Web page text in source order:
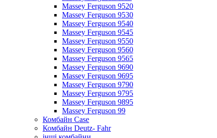
Massey Ferguson 9520
Massey Ferguson 9530
Massey Ferguson 9540
Massey Ferguson 9545
Massey Ferguson 9550
Massey Ferguson 9560
Massey Ferguson 9565
Massey Ferguson 9690
Massey Ferguson 9695
Massey Ferguson 9790
Massey Ferguson 9795
Massey Ferguson 9895
Massey Ferguson 99
Комбайн Case
Комбайн Deutz- Fahr